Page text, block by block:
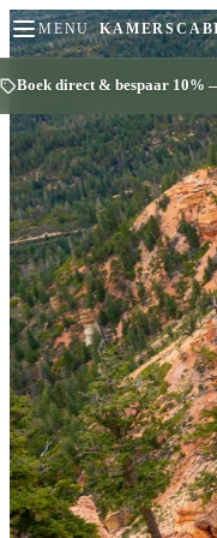
MENU KAMERS
Boek direct & bespaar 10%